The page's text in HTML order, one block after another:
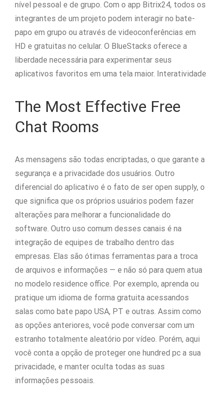
nível pessoal e de grupo. Com o app Bitrix24, todos os
integrantes de um projeto podem interagir no bate-
papo em grupo ou através de videoconferências em
HD e gratuitas no celular. O BlueStacks oferece a
liberdade necessária para experimentar seus
aplicativos favoritos em uma tela maior. Interatividade
The Most Effective Free
Chat Rooms
As mensagens são todas encriptadas, o que garante a
segurança e a privacidade dos usuários. Outro
diferencial do aplicativo é o fato de ser open supply, o
que significa que os próprios usuários podem fazer
alterações para melhorar a funcionalidade do
software. Outro uso comum desses canais é na
integração de equipes de trabalho dentro das
empresas. Elas são ótimas ferramentas para a troca
de arquivos e informações — e não só para quem atua
no modelo residence office. Por exemplo, aprenda ou
pratique um idioma de forma gratuita acessandos
salas como bate papo USA, PT e outras. Assim como
as opções anteriores, você pode conversar com um
estranho totalmente aleatório por vídeo. Porém, aqui
você conta a opção de proteger one hundred pc a sua
privacidade, e manter oculta todas as suas
informações pessoais.